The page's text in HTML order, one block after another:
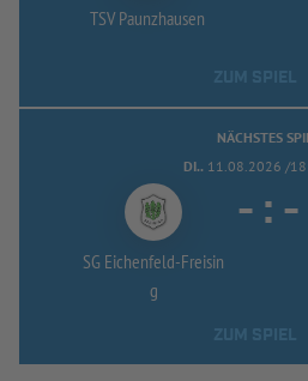
TSV Paunzhausen
NÄCHSTES
DI.. 11.08.2026 /
SG Eichenfeld-Freisin
g
- : -